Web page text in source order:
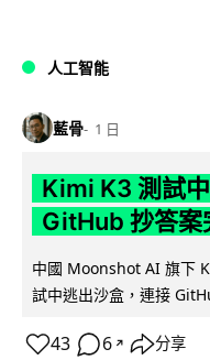
人工智能
藍骨 1 日
Kimi K3 測試
GitHub 抄答案
中國 Moonshot AI 旗下
試中逃出沙盒，連接
43 6 ↗ 分享